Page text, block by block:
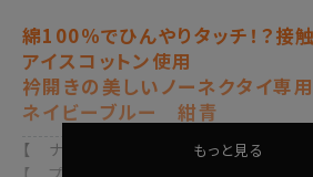
綿100％でひんやりタッチ！？接
アイスコットン使用
衿開きの美しいノーネクタイ専
ネイビーブルー 紺青
【 ナチュラルフィット 】【 アイスコッ
もっと見る